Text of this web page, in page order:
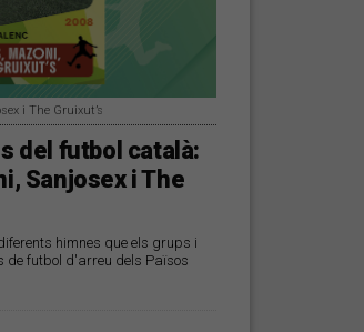
i The Gruixut’s
del futbol català:
Sanjosex i The
himnes que els grups i
futbol d'arreu dels Països